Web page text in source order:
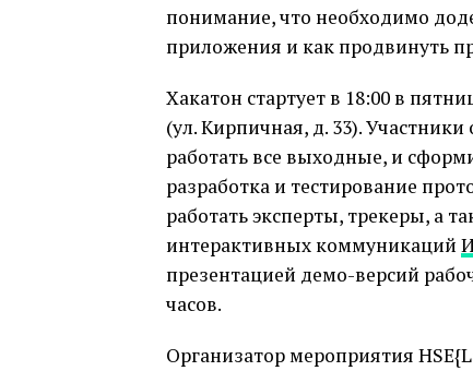
понимание, что необходимо
приложения и как продвинуть
Хакатон стартует в 18:00 в
(ул. Кирпичная, д. 33). Участники
работать все выходные, и
разработка и тестирование
работать эксперты, трекеры, а
интерактивных коммуникаций
презентацией демо-версий
часов.
Организатор мероприятия